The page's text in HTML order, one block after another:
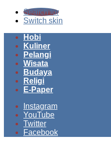
Search for
Switch skin
Hobi
Kuliner
Pelangi
Wisata
Budaya
Religi
E-Paper
Instagram
YouTube
Twitter
Facebook